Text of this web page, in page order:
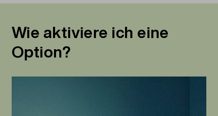
Wie aktiviere ich eine
Option?